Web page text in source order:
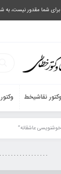
09033063003 پیام بفرستید، یا تماس بگیرید و طرح
وکتور نقاشیخط
عاشقانه”